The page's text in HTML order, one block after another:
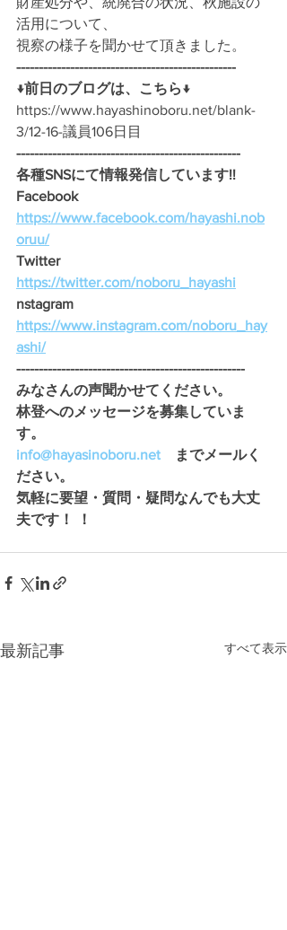
活用について、
視察の様子を聞かせて頂きました。
-------------------------------------------------
↓前日のブログは、こちら↓
https://www.hayashinoboru.net/blank-
3/12-16-議員106日目
--------------------------------------------------
各種SNSにて情報発信しています!!
Facebook
https://www.facebook.com/hayashi.nob
oruu/
Twitter
https://twitter.com/noboru_hayashi
nstagram
https://www.instagram.com/noboru_hay
ashi/
---------------------------------------------------
みなさんの声聞かせてください。
林登へのメッセージを募集していま
す。
info@hayasinoboru.net までメールく
ださい。
気軽に要望・質問・疑問なんでも大丈
夫です！ ！
最新記事 すべて表示